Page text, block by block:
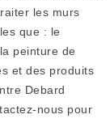
les murs
que : le
peinture de
et des produits
Debard
nous pour